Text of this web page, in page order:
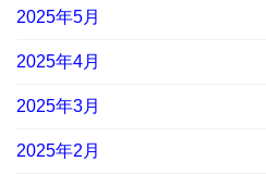
2025年5月
2025年4月
2025年3月
2025年2月